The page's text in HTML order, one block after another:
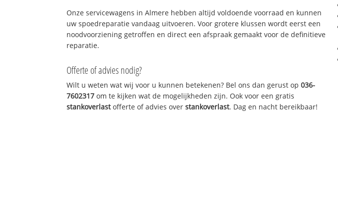
Onze servicewagens in Almere hebben altijd voldoende voorraad en kunnen
uw spoedreparatie vandaag uitvoeren. Voor grotere klussen wordt eerst een
noodvoorziening getroffen en direct een afspraak gemaakt voor de definitieve
reparatie.
Offerte of advies nodig?
Wilt u weten wat wij voor u kunnen betekenen? Bel ons dan gerust op036-
7602317 om te kijken wat de mogelijkheden zijn. Ook voor een gratis
stankoverlastofferte of advies overstankoverlast. Dag en nacht bereikbaar!